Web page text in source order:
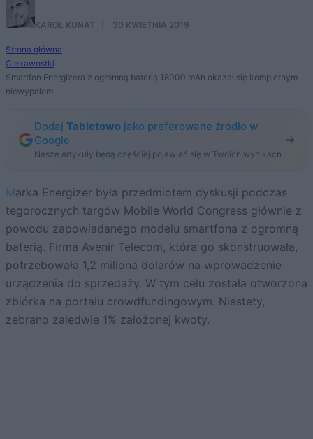
KAROL KUNAT 30 KWIETNIA 2019
Strona główna
Ciekawostki
Smartfon Energizera z ogromną baterią 18000 mAh okazał się kompletnym
niewypałem
Dodaj Tabletowo jako preferowane źródło w
Google
Nasze artykuły będą częściej pojawiać się w Twoich wynikach
Marka Energizer była przedmiotem dyskusji podczas
tegorocznych targów Mobile World Congress głównie z
powodu zapowiadanego modelu smartfona z ogromną
baterią. Firma Avenir Telecom, która go skonstruowała,
potrzebowała 1,2 miliona dolarów na wprowadzenie
urządzenia do sprzedaży. W tym celu została otworzona
zbiórka na portalu crowdfundingowym. Niestety,
zebrano zaledwie 1% założonej kwoty.